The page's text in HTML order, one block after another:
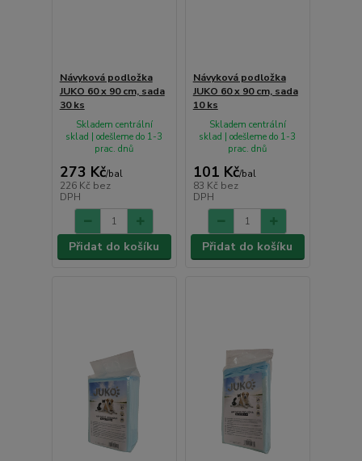
Návyková podložka
JUKO 60 x 90 cm, sada
30 ks
273 Kč/bal
226 Kč bez
DPH
Skladem centrální
sklad | odešleme do 1-3
prac. dnů
Přidat do košíku
Návyková podložka
JUKO 60 x 90 cm, sada
10 ks
101 Kč/bal
83 Kč bez
DPH
Skladem centrální
sklad | odešleme do 1-3
prac. dnů
Přidat do košíku